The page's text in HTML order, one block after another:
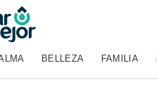
BELLEZA FAMILIA